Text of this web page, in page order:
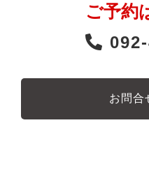
ご予約
お問合